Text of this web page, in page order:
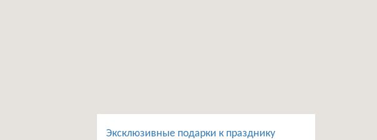
Эксклюзивные подарки к празднику